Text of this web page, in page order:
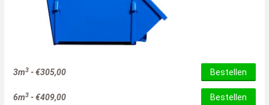
3m3 -€305,00 Bestellen
6m3 -€409,00 Bestellen